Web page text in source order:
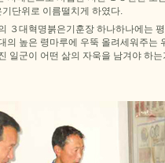
단위로 이름떨치게 하였다.
３대혁명붉은기훈장 하나하나에는
의 높은 령마루에 우뚝 올려세워주는
일군이 어떤 삶의 자욱을 남겨야 하